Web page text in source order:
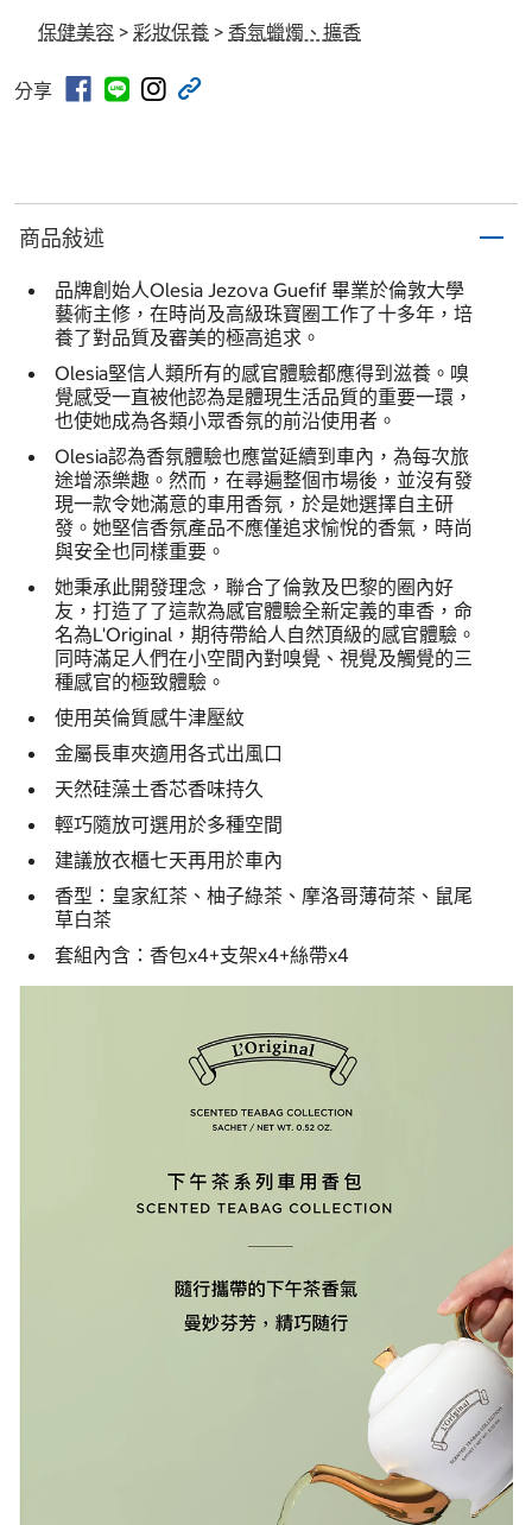
保健美容 > 彩妝保養 > 香氛蠟燭、擴香
分享
商品敍述
品牌創始人Olesia Jezova Guefif 畢業於倫敦⼤學
藝術主修，在時尚及高級珠寶圈工作了十多年，培
養了對品質及審美的極高追求。
Olesia堅信人類所有的感官體驗都應得到滋養。嗅
覺感受⼀直被他認為是體現生活品質的重要⼀環，
也使她成為各類小眾香氛的前沿使用者。
Olesia認為香氛體驗也應當延續到車內，為每次旅
途增添樂趣。然而，在尋遍整個市場後，並沒有發
現⼀款令她滿意的車用香氛，於是她選擇自主研
發。她堅信香氛產品不應僅追求愉悅的香氣，時尚
與安全也同樣重要。
她秉承此開發理念，聯合了倫敦及巴黎的圈內好
友，打造了了這款為感官體驗全新定義的車香，命
名為L'Original，期待帶給人自然頂級的感官體驗。
同時滿足人們在小空間內對嗅覺、視覺及觸覺的三
種感官的極致體驗。
使用英倫質感牛津壓紋
金屬長車夾適用各式出風口
天然硅藻土香芯香味持久
輕巧隨放可選用於多種空間
建議放衣櫃七天再用於車內
香型：皇家紅茶、柚子綠茶、摩洛哥薄荷茶、鼠尾
草白茶
套組內含：香包x4+支架x4+絲帶x4